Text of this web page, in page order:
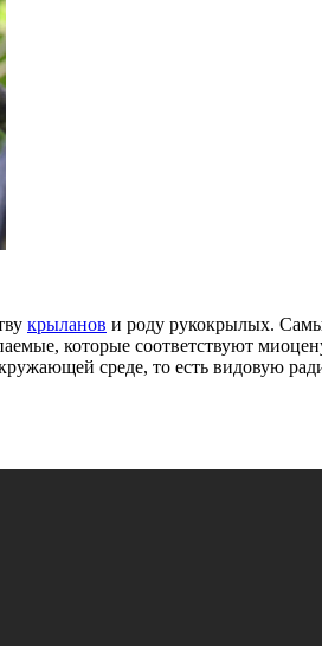
крыланов и роду рукокрылых.
которые соответствуют
среде, то есть видовую